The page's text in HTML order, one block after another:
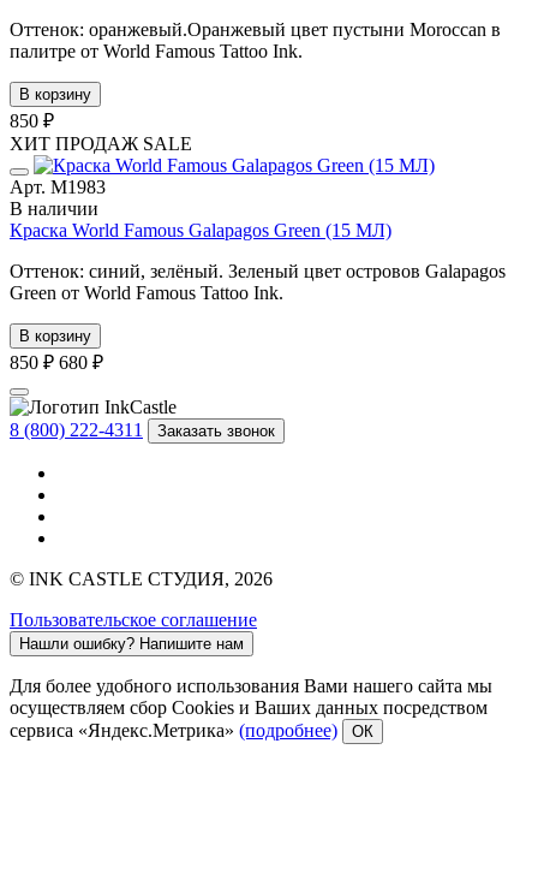
Оттенок: оранжевый.Оранжевый цвет пустыни Moroccan в
палитре от World Famous Tattoo Ink.
В корзину
850 ₽
ХИТ ПРОДАЖ SALE
Арт. М1983
В наличии
Краска World Famous Galapagos Green (15 МЛ)
Оттенок: синий, зелёный. Зеленый цвет островов Galapagos
Green от World Famous Tattoo Ink.
В корзину
850 ₽ 680 ₽
8 (800) 222-4311 Заказать звонок
© INK CASTLE СТУДИЯ, 2026
Пользовательское соглашение
Нашли ошибку? Напишите нам
Для более удобного использования Вами нашего сайта мы
осуществляем сбор Cookies и Ваших данных посредством
сервиса «Яндекс.Метрика» (подробнее) ОК